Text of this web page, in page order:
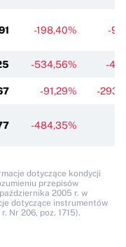
-198,40% -
-534,56% -
-91,29% -
-484,35%
dotyczące kondycji
przepisów
2005 r. w
dotyczące instrumentów
Nr 206, poz. 1715).